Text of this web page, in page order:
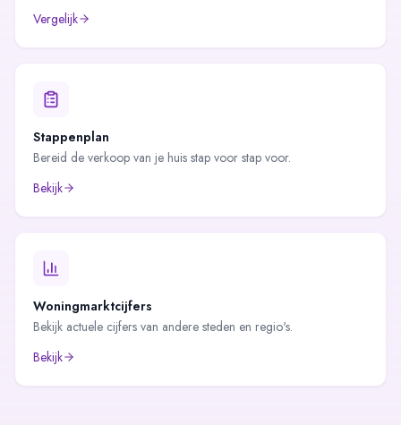
Vergelijk
Stappenplan
Bereid de verkoop van je huis stap voor stap voor.
Bekijk
Woningmarktcijfers
Bekijk actuele cijfers van andere steden en regio's.
Bekijk